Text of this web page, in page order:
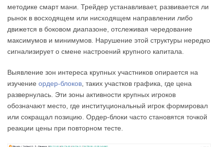
методике смарт мани. Трейдер устанавливает, развивается ли
рынок в восходящем или нисходящем направлении либо
движется в боковом диапазоне, отслеживая чередование
максимумов и минимумов. Нарушение этой структуры нередко
сигнализирует о смене настроений крупного капитала.
Выявление зон интереса крупных участников опирается на
изучение ордер-блоков , таких участков графика, где цена
развернулась. Эти зоны активности крупных игроков
обозначают место, где институциональный игрок формировал
или сокращал позицию. Ордер-блоки часто становятся точкой
реакции цены при повторном тесте.